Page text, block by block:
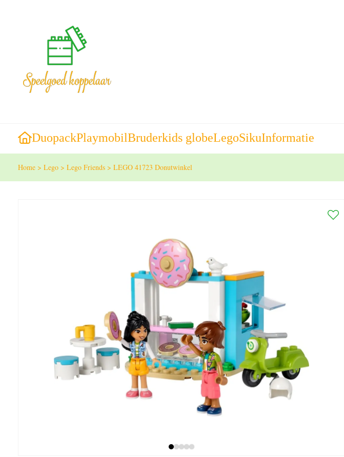
DuopackPlaymobilBruderkids globeLegoSikuInformatie
Home > Lego > Lego Friends > LEGO 41723 Donutwinkel